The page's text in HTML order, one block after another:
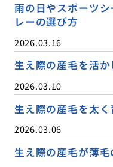
雨の日やスポーツ
レーの選び方
2026.03.16
生え際の産毛を活
2026.03.10
生え際の産毛を太
2026.03.06
生え際の産毛が薄